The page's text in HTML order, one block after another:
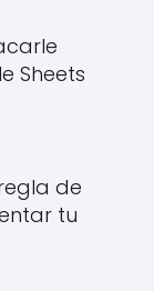
Sheets
de
tu